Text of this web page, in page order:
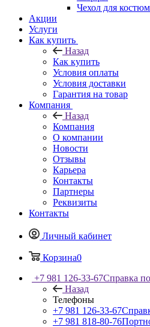
Чехол для
Акции
Услуги
Как купить
Назад
Как купить
Условия оплаты
Условия доставки
Гарантия на товар
Компания
Назад
Компания
О компании
Новости
Отзывы
Карьера
Контакты
Партнеры
Реквизиты
Контакты
Личный кабинет
Корзина0
+7 981 126-33-67Справка
Назад
Телефоны
+7 981 126-33-67
+7 981 818-80-76